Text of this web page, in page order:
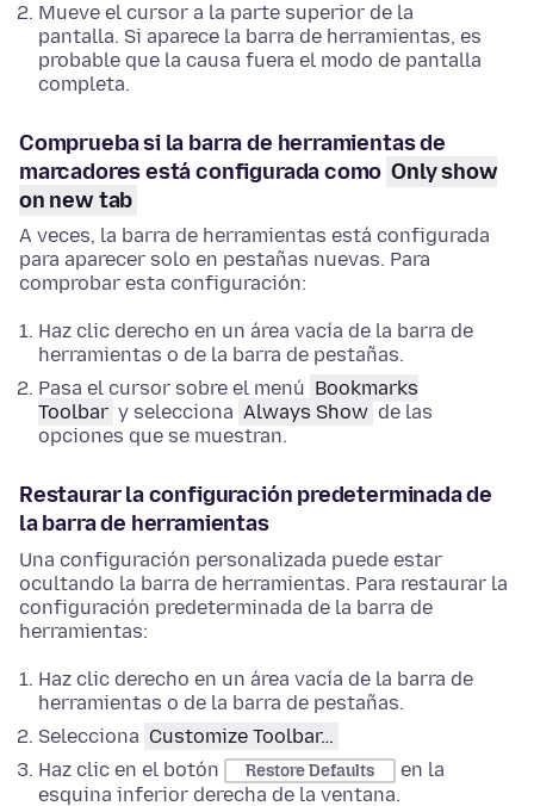
Mueve el cursor a la parte superior de la
pantalla. Si aparece la barra de herramientas, es
probable que la causa fuera el modo de pantalla
completa.
Comprueba si la barra de herramientas de
marcadores está configurada como Only show
on new tab
A veces, la barra de herramientas está configurada
para aparecer solo en pestañas nuevas. Para
comprobar esta configuración:
Haz clic derecho en un área vacía de la barra de
herramientas o de la barra de pestañas.
Pasa el cursor sobre el menú Bookmarks
Toolbar y selecciona Always Show de las
opciones que se muestran.
Restaurar la configuración predeterminada de
la barra de herramientas
Una configuración personalizada puede estar
ocultando la barra de herramientas. Para restaurar la
configuración predeterminada de la barra de
herramientas:
Haz clic derecho en un área vacía de la barra de
herramientas o de la barra de pestañas.
Selecciona Customize Toolbar…
Haz clic en el botón
Restore Defaults
en la
esquina inferior derecha de la ventana.